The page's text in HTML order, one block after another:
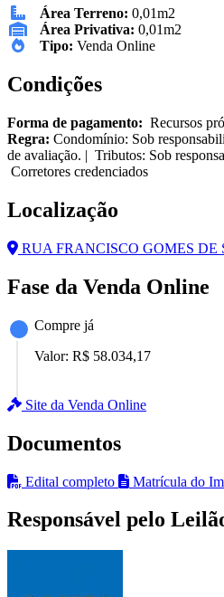
Área Terreno: 0,01m2
Área Privativa: 0,01m2
Tipo: Venda Online
Condições
Forma de pagamento: Recursos
Regra: Condomínio: Sob
de avaliação. | Tributos: Sob
Corretores credenciados
Localização
RUA FRANCISCO GOMES DE
Fase da Venda Online
Compre já
Valor: R$ 58.034,17
Site da Venda Online
Documentos
Edital completo Matrícula do
Responsável pelo